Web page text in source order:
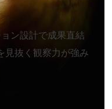
ン設計で成果直結
見抜く観察力が強み